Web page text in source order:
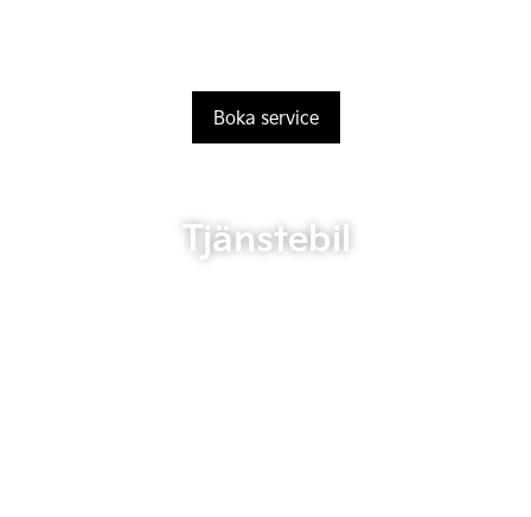
Boka service
Tjänstebil